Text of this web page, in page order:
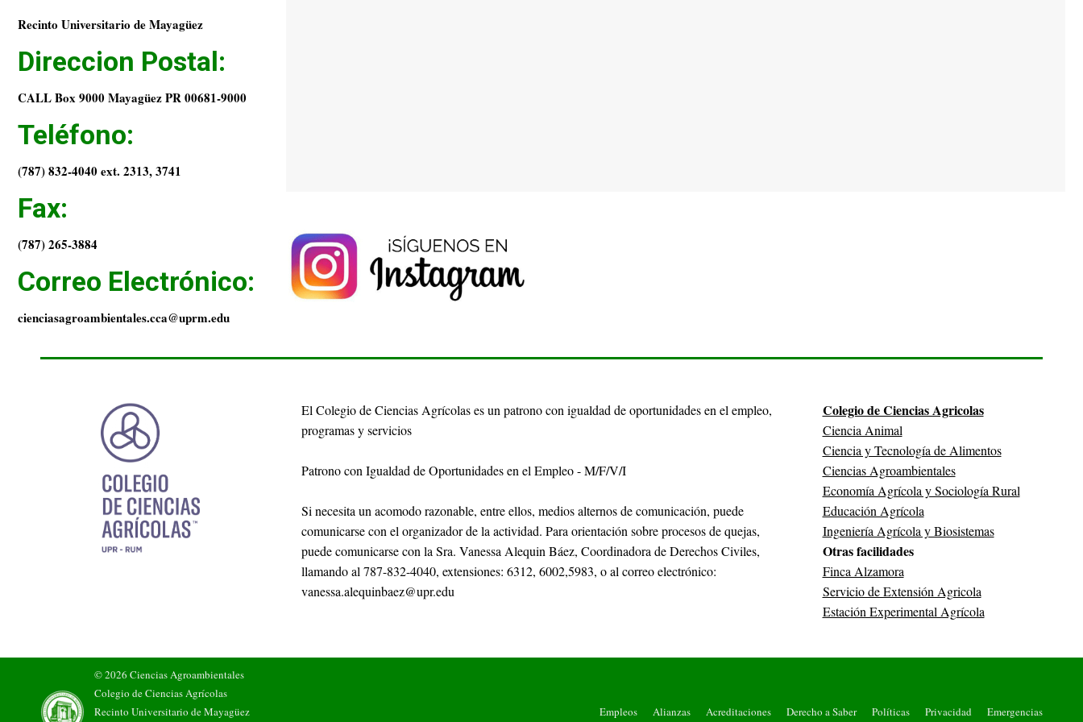
Recinto Universitario de Mayagüez
Direccion Postal:
CALL Box 9000 Mayagüez PR 00681-9000
Teléfono:
(787) 832-4040 ext. 2313, 3741
Fax:
(787) 265-3884
Correo Electrónico:
cienciasagroambientales.cca@uprm.edu
El Colegio de Ciencias Agrícolas es un patrono con igualdad de oportunidades en el empleo,
programas y servicios
Patrono con Igualdad de Oportunidades en el Empleo - M/F/V/I
Si necesita un acomodo razonable, entre ellos, medios alternos de comunicación, puede
comunicarse con el organizador de la actividad. Para orientación sobre procesos de quejas,
puede comunicarse con la Sra. Vanessa Alequin Báez, Coordinadora de Derechos Civiles,
llamando al 787-832-4040, extensiones: 6312, 6002,5983, o al correo electrónico:
vanessa.alequinbaez@upr.edu
Colegio de Ciencias Agricolas
Ciencia Animal
Ciencia y Tecnología de Alimentos
Ciencias Agroambientales
Economía Agrícola y Sociología Rural
Educación Agrícola
Ingeniería Agrícola y Biosistemas
Otras facilidades
Finca Alzamora
Servicio de Extensión Agricola
Estación Experimental Agrícola
© 2026 Ciencias Agroambientales
Colegio de Ciencias Agrícolas
Recinto Universitario de Mayagüez
Empleos Alianzas Acreditaciones Derecho a Saber Políticas Privacidad Emergencias